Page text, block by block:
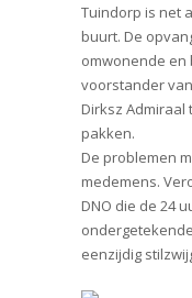
Tuindorp is net
buurt. De
omwonende en
voorstander
Dirksz
pakken.
De problemen
medemens.
DNO die de 24
eenzijdig